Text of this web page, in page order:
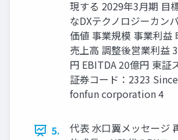
現する 2029年3月期 目
なDXテクノロジーカン
価値 事業規模 事業利益
売上高 調整後営業利益
円 EBITDA 20億円 東証
証券コード：2323
fonfun corporation 4
5.
代表 水口翼メッセージ